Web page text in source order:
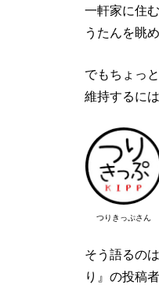
一軒家に住
うたんを眺
でもちょっ
維持するに
つりきっぷさん
そう語るの
り』の投稿